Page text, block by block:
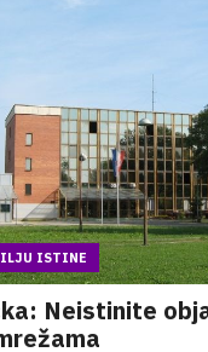
ISTINE
Neistinite